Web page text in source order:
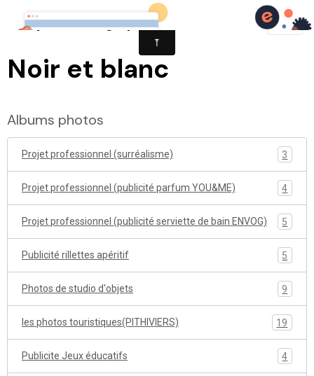
Meryem Photography
Noir et blanc
Albums photos
Projet professionnel (surréalisme) 3
Projet professionnel (publicité parfum YOU&ME) 4
Projet professionnel (publicité serviette de bain ENVOG) 5
Publicité rillettes apéritif 5
Photos de studio d'objets 9
les photos touristiques(PITHIVIERS) 19
Publicite Jeux éducatifs 4